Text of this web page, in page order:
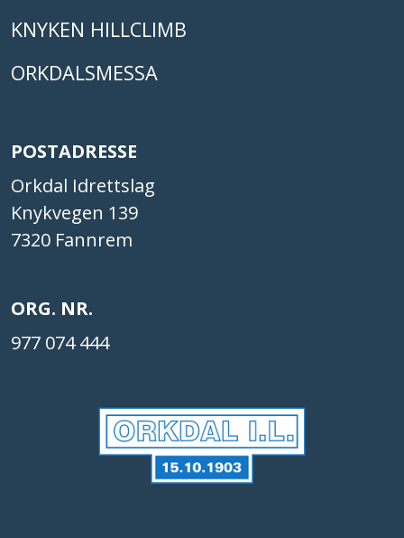
KNYKEN HILLCLIMB
ORKDALSMESSA
POSTADRESSE
Orkdal Idrettslag
Knykvegen 139
7320 Fannrem
ORG. NR.
977 074 444